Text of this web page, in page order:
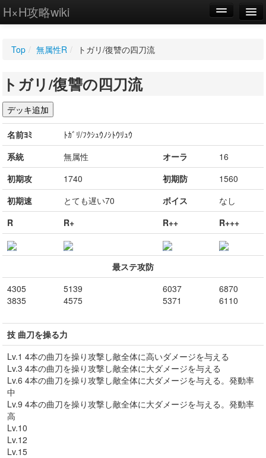
H×H攻略wiki
WIKI
設定
Top / 無属性R / トガリ/復讐の四刀流
トガリ/復讐の四刀流
名前ﾖﾐ
ﾄｶﾞﾘ/ﾌｸｼｭｳﾉｼﾄｳﾘｭｳ
系統
無属性 オーラ
16
初期攻
1740 初期防
1560
初期速
とても遅い70 ボイス
なし
R
R+ R++ R+++
最ステ攻防
4305
3835
5139
4575
6037
5371
6870
6110
技 曲刀を操る力
Lv.1 4本の曲刀を操り攻撃し敵全体に高いダメージを与える
Lv.3 4本の曲刀を操り攻撃し敵全体に大ダメージを与える
Lv.6 4本の曲刀を操り攻撃し敵全体に大ダメージを与える。発動率
中
Lv.9 4本の曲刀を操り攻撃し敵全体に大ダメージを与える。発動率
高
Lv.10
Lv.12
Lv.15